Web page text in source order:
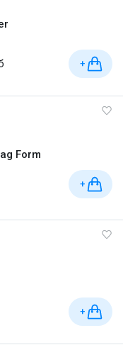
+
Form
+
+